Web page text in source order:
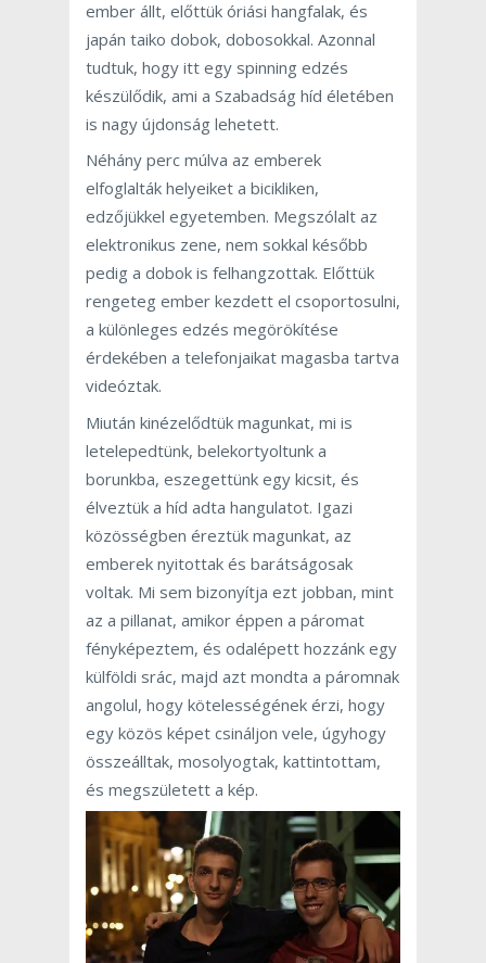
ember állt, előttük óriási hangfalak, és
japán taiko dobok, dobosokkal. Azonnal
tudtuk, hogy itt egy spinning edzés
készülődik, ami a Szabadság híd életében
is nagy újdonság lehetett.
Néhány perc múlva az emberek
elfoglalták helyeiket a bicikliken,
edzőjükkel egyetemben. Megszólalt az
elektronikus zene, nem sokkal később
pedig a dobok is felhangzottak. Előttük
rengeteg ember kezdett el csoportosulni,
a különleges edzés megörökítése
érdekében a telefonjaikat magasba tartva
videóztak.
Miután kinézelődtük magunkat, mi is
letelepedtünk, belekortyoltunk a
borunkba, eszegettünk egy kicsit, és
élveztük a híd adta hangulatot. Igazi
közösségben éreztük magunkat, az
emberek nyitottak és barátságosak
voltak. Mi sem bizonyítja ezt jobban, mint
az a pillanat, amikor éppen a páromat
fényképeztem, és odalépett hozzánk egy
külföldi srác, majd azt mondta a páromnak
angolul, hogy kötelességének érzi, hogy
egy közös képet csináljon vele, úgyhogy
összeálltak, mosolyogtak, kattintottam,
és megszületett a kép.